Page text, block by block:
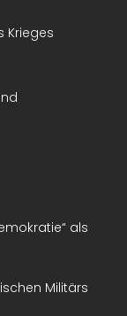
Krieges
als
Militärs